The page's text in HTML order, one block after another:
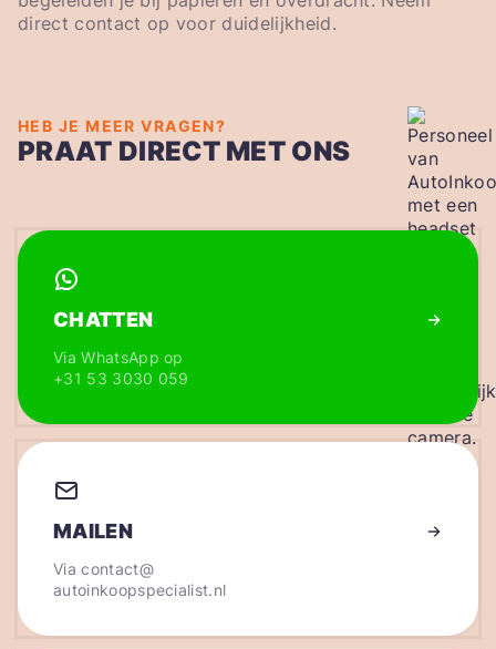
direct contact op voor duidelijkheid.
HEB JE MEER VRAGEN?
PRAAT DIRECT MET ONS
CHATTEN
Via WhatsApp op
+31 53 3030 059
MAILEN
Viacontact@
autoinkoopspecialist.nl